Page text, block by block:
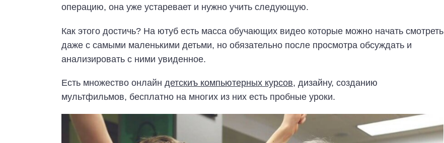
операцию, она уже устаревает и нужно учить следующую.
Как этого достичь? На ютуб есть масса обучающих видео которые можно начать смотреть
даже с самыми маленькими детьми, но обязательно после просмотра обсуждать и
анализировать с ними увиденное.
Есть множество онлайн детскиъ компьютерных курсов, дизайну, созданию
мультфильмов, бесплатно на многих из них есть пробные уроки.